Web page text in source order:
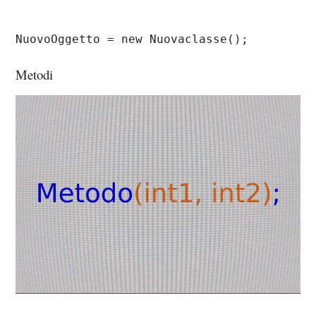
NuovoOggetto = new Nuovaclasse();
Metodi